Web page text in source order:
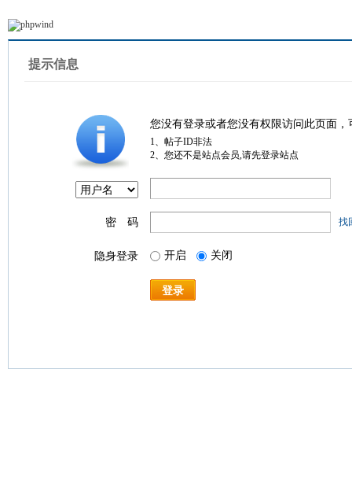
提示信息
您没有登录或者您没有权限访问此页面
1、帖子ID非法
2、您还不是站点会员,请先登录站点
密 码 找
隐身登录 开启 关闭
登录